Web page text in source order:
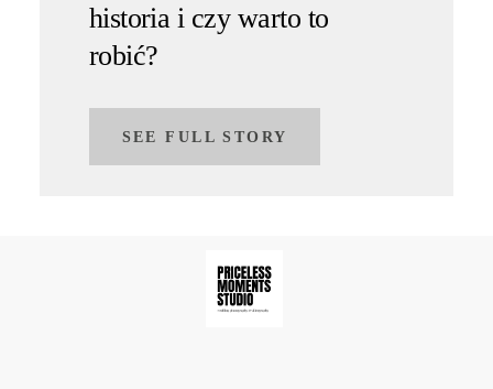
historia i czy warto to
robić?
SEE FULL STORY